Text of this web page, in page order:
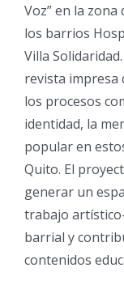
Voz” en la
los barrios
Villa
revista impresa
los procesos
identidad, la
popular en
Quito. El
generar un
trabajo
barrial y
contenidos